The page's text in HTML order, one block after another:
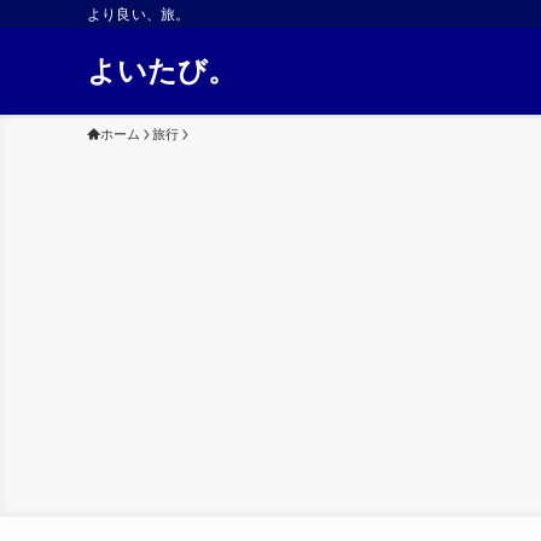
より良い、旅。
よいたび。
ホーム 旅行